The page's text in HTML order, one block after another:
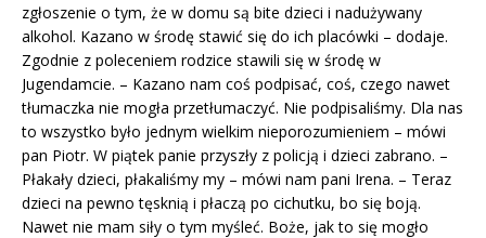
zgłoszenie o tym, że w domu są bite dzieci i nadużywany
alkohol. Kazano w środę stawić się do ich placówki – dodaje.
Zgodnie z poleceniem rodzice stawili się w środę w
Jugendamcie. – Kazano nam coś podpisać, coś, czego nawet
tłumaczka nie mogła przetłumaczyć. Nie podpisaliśmy. Dla nas
to wszystko było jednym wielkim nieporozumieniem – mówi
pan Piotr. W piątek panie przyszły z policją i dzieci zabrano. –
Płakały dzieci, płakaliśmy my – mówi nam pani Irena. – Teraz
dzieci na pewno tęsknią i płaczą po cichutku, bo się boją.
Nawet nie mam siły o tym myśleć. Boże, jak to się mogło